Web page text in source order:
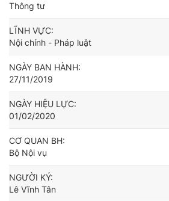
Thông tư
LĨNH VỰC:
Nội chính - Pháp luật
NGÀY BAN HÀNH:
27/11/2019
NGÀY HIỆU LỰC:
01/02/2020
CƠ QUAN BH:
Bộ Nội vụ
NGƯỜI KÝ:
Lê Vĩnh Tân